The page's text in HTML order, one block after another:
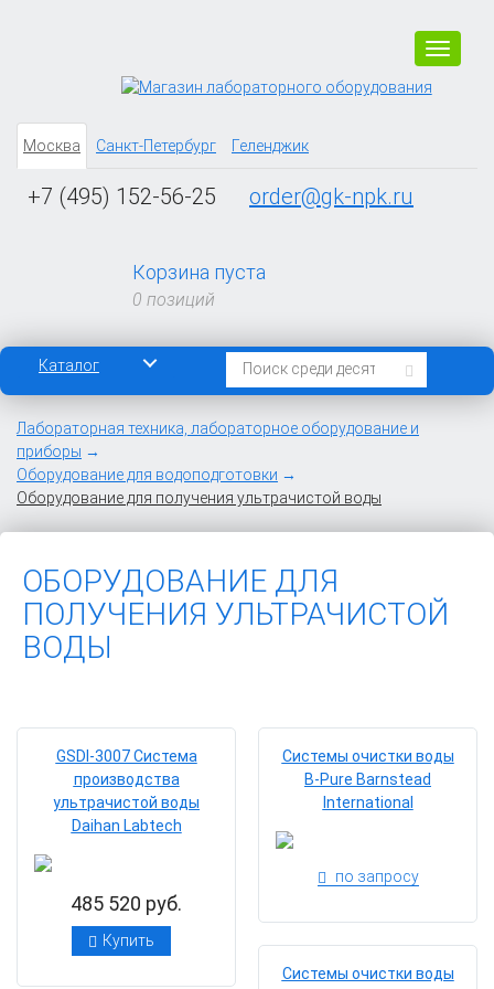
Москва Санкт-Петербург Геленджик
+7 (495) 152-56-25 order@gk-npk.ru
Корзина пуста
0 позиций
Каталог
Лабораторная техника, лабораторное оборудование и
приборы
Оборудование для водоподготовки
Оборудование для получения ультрачистой воды
ОБОРУДОВАНИЕ ДЛЯ
ПОЛУЧЕНИЯ УЛЬТРАЧИСТОЙ
ВОДЫ
GSDI-3007 Система
производства
ультрачистой воды
Daihan Labtech
485 520 руб.
Купить
Системы очистки воды
B-Pure Barnstead
International
по запросу
Системы очистки воды